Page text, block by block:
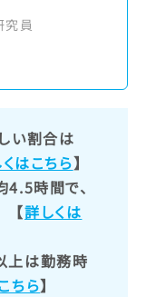
究員
い割合は
はこちら】
時間で、
【詳しくは
上は勤務時
ちら】